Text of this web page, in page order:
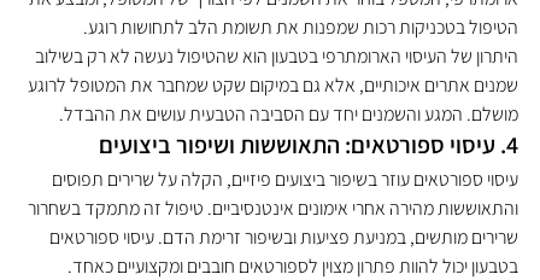
הטיפול בטכניקות רכות שמפנות את תשומת הלב לתחושות רוגע.
היתרון של העיסוי הארומתרפי בטבעון הוא שהטיפול נעשה לא רק בשילוב
שמנים אתרים איכותיים, אלא גם במיקום שקט שמחבר את המטופל לרוגע
מושלם. המגע והשמנים יחד עם הסביבה הטבעית עושים את ההבדל.
4. עיסוי ספורטאים: התאוששות ושיפור ביצועים
עיסוי ספורטאים עוזר בשיפור ביצועים פיזיים, הקלה על שרירים תפוסים
והתאוששות מהירה אחרי אימונים אינטנסיביים. טיפול זה מתמקד בשחרור
שרירים מותשים, במניעת פציעות ובשיפור זרימת הדם. עיסוי ספורטאים
בטבעון יכול להוות פתרון מצוין לספורטאים חובבים ומקצועיים כאחד.